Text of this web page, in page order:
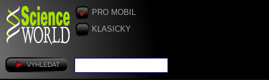
PRO MOBIL
KLASICKY